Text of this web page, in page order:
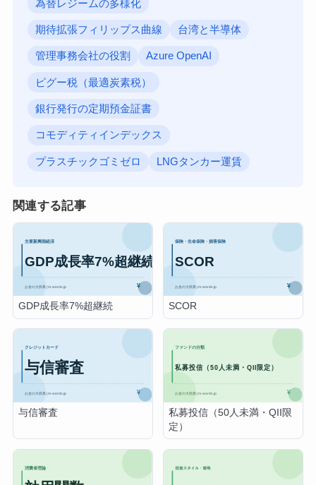
為替レジームの多様化
期待拡張フィリップス曲線 台湾と半導体
管理事務会社の役割 Azure OpenAI
ピグー税（最適炭素税）
銀行発行の定期預金証書
コモディティインデックス
プラスチックゴミゼロ LNGタンカー運賃
関連する記事
GDP成長率7%超継続 SCOR
与信審査
私募投信（50人未満・QII限
定）